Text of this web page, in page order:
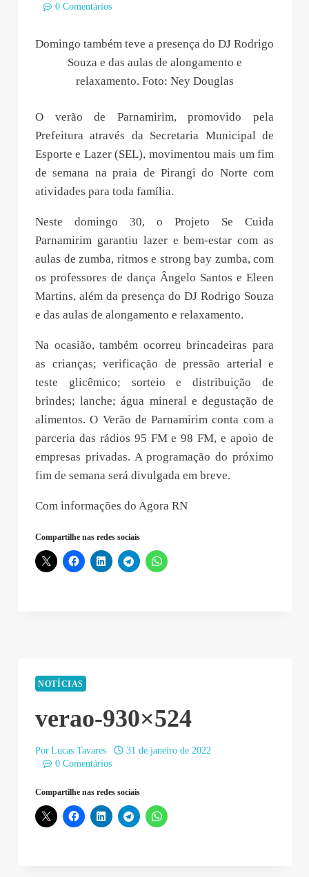
0 Comentários
Domingo também teve a presença do DJ Rodrigo
Souza e das aulas de alongamento e
relaxamento. Foto: Ney Douglas
O verão de Parnamirim, promovido pela
Prefeitura através da Secretaria Municipal de
Esporte e Lazer (SEL), movimentou mais um fim
de semana na praia de Pirangi do Norte com
atividades para toda família.
Neste domingo 30, o Projeto Se Cuida
Parnamirim garantiu lazer e bem-estar com as
aulas de zumba, ritmos e strong bay zumba, com
os professores de dança Ângelo Santos e Eleen
Martins, além da presença do DJ Rodrigo Souza
e das aulas de alongamento e relaxamento.
Na ocasião, também ocorreu brincadeiras para
as crianças; verificação de pressão arterial e
teste glicêmico; sorteio e distribuição de
brindes; lanche; água mineral e degustação de
alimentos. O Verão de Parnamirim conta com a
parceria das rádios 95 FM e 98 FM, e apoio de
empresas privadas. A programação do próximo
fim de semana será divulgada em breve.
Com informações do Agora RN
Compartilhe nas redes sociais
NOTÍCIAS
verao-930×524
Por Lucas Tavares
31 de janeiro de 2022
0 Comentários
Compartilhe nas redes sociais